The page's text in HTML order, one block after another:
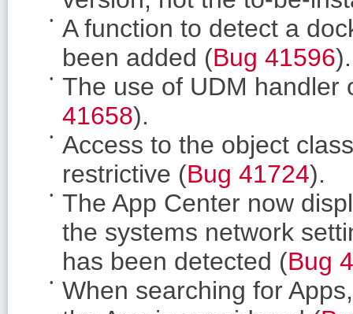
A function to detect a
been added (Bug 41596).
The use of UDM handler
41658).
Access to the object
restrictive (Bug 41724).
The App Center now
the systems network
has been detected (Bug
When searching for